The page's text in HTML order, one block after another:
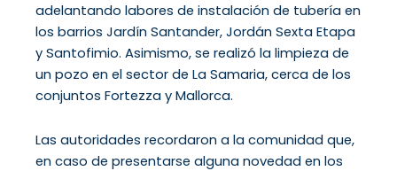
adelantando labores de instalación de tubería en
los barrios Jardín Santander, Jordán Sexta Etapa
y Santofimio. Asimismo, se realizó la limpieza de
un pozo en el sector de La Samaria, cerca de los
conjuntos Fortezza y Mallorca.
Las autoridades recordaron a la comunidad que,
en caso de presentarse alguna novedad en los